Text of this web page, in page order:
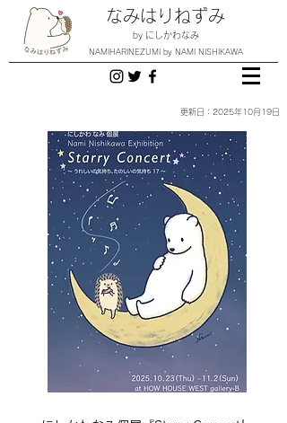
なみはりねずみ
by にしかわなみ
NAMIHARINEZUMI by NAMI NISHIKAWA
更新日：2025年10月19日